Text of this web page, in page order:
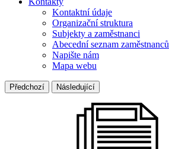
Kontaktní údaje
Organizační struktura
Subjekty a zaměstnanci
Abecední seznam zaměstnanců
Napište nám
Mapa webu
Předchozí Následující